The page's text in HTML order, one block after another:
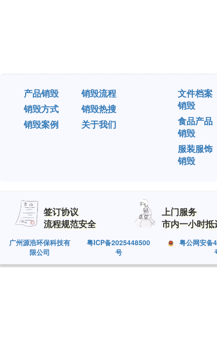
产品销毁
销毁流程
销毁方式
销毁热搜
销毁案例
关于我们
文件档案
销毁
食品产品
销毁
服装服饰
销毁
签订协议
流程规范安全
上门服务
市内一小时抵
广州源浩环保科技有
限公司
粤ICP备2025448500
号
粤公网安备